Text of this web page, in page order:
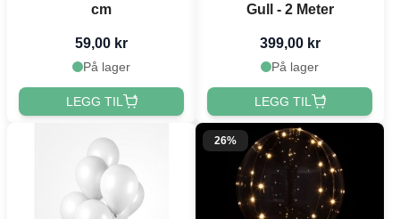
cm
59,00 kr
På lager
LEGG TIL
Gull - 2 Meter
399,00 kr
På lager
LEGG TIL
26%